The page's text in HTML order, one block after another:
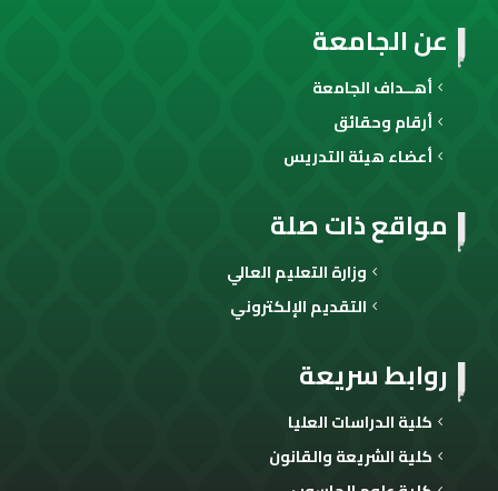
روابط سريعة
كلية الدراسات العليا
كلية الشريعة والقانون
مواقع ذات صلة
وزارة التعليم العالي
التقديم الإلكتروني
عن الجامعة
أهــداف الجامعة
أرقام وحقائق
أعضاء هيئة التدريس